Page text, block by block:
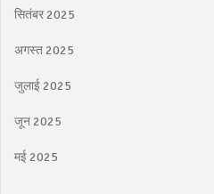
सितंबर 2025
अगस्त 2025
जुलाई 2025
जून 2025
मई 2025